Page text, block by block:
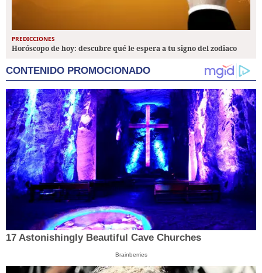
PREDICCIONES
Horóscopo de hoy: descubre qué le espera a tu signo del zodiaco
CONTENIDO PROMOCIONADO
17 Astonishingly Beautiful Cave Churches
Brainberries